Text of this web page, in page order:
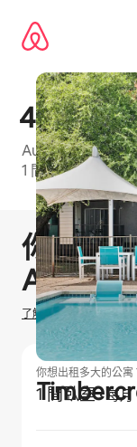
422 at
Austin Metro⁠的
1 間臥室和2 間臥
顯示 0 項，共 0 項
你有機
Airbnb
了解我們如何估算你的
你想出租多大的公寓
1 間臥室· 每月